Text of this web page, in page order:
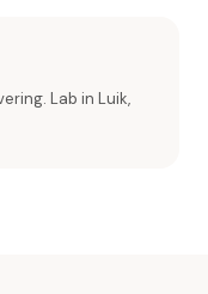
Lab in Luik,